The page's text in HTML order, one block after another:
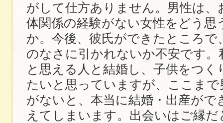
がして仕方ありません。男性は、
体関係の経験がない女性をどう思
か。今後、彼氏ができたところで
のなさに引かれないか不安です。
と思える人と結婚し、子供をつく
たいと思っていますが、ここま
がないと、本当に結婚・出産がで
えてしまいます。出会いはご縁